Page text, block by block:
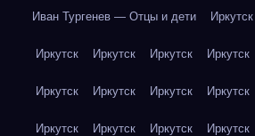
Иван Тургенев — Отцы и дети Иркутск
Иркутск Иркутск Иркутск Иркутск
Иркутск Иркутск Иркутск Иркутск
Иркутск Иркутск Иркутск Иркутск